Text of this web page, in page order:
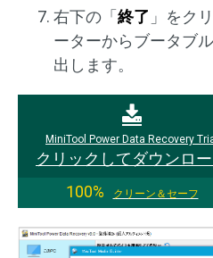
右下の「 終了 」をク
ーターからブータブ
出します。
MiniTool Power Data Recovery
クリックしてダウンロ
100%
クリーン＆セーフ